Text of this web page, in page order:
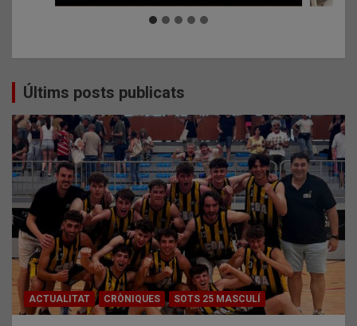
Últims posts publicats
ACTUALITAT CRÒNIQUES SOTS 25 MASCULÍ